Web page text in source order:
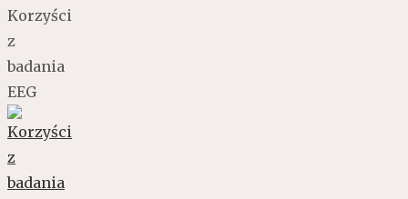
Korzyści
z
badania
EEG